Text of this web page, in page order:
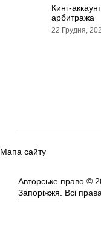
Кинг-
арбитража
22 Грудня,
Мапа сайту
Авторське право ©
Запоріжжя.
Всі